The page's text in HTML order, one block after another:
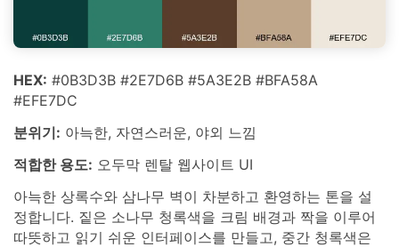
HEX: #0B3D3B #2E7D6B #5A3E2B #BFA58A
#EFE7DC
분위기: 아늑한, 자연스러운, 야외 느낌
적합한 용도: 오두막 렌탈 웹사이트 UI
아늑한 상록수와 삼나무 벽이 차분하고 환영하는 톤을 설
정합니다. 짙은 소나무 청록색을 크림 배경과 짝을 이루어
따뜻하고 읽기 쉬운 인터페이스를 만들고, 중간 청록색은